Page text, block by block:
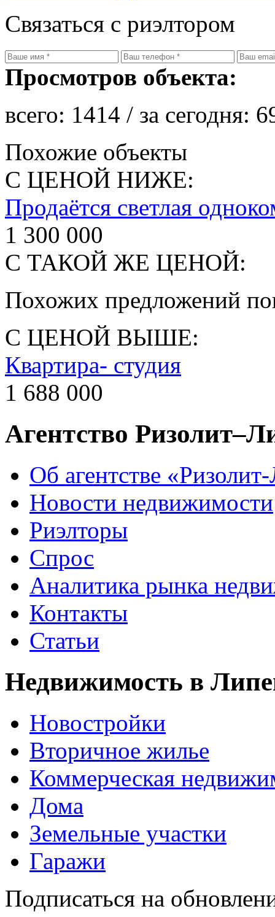
Связаться с риэлтором
Просмотров объекта:
всего: 1414 / за сегодня:
Похожие объекты
С ЦЕНОЙ НИЖЕ:
Продаётся светлая
1 300 000
С ТАКОЙ ЖЕ ЦЕНОЙ:
Похожих предложений
С ЦЕНОЙ ВЫШЕ:
Квартира- студия
1 688 000
Агентство
Об агентстве
Новости недвижимости
Риэлторы
Спрос
Аналитика рынка
Контакты
Статьи
Недвижимость в
Новостройки
Вторичное жилье
Коммерческая
Дома
Земельные участки
Гаражи
Подписаться на